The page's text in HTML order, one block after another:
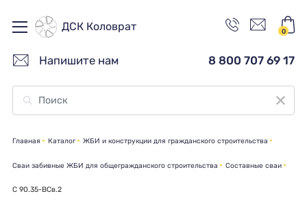
ДСК Коловрат 0
Напишите нам 8 800 707 69 17
Главная Каталог ЖБИ и конструкции для гражданского строительства
Сваи забивные ЖБИ для общегражданского строительства Составные сваи
C 90.35-ВСв.2